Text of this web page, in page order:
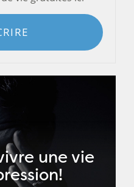
une vie